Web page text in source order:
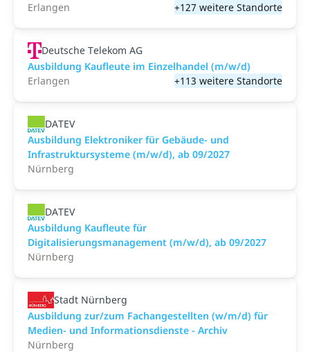
Erlangen
+127 weitere Standorte
Deutsche Telekom AG
Ausbildung Kaufleute im Einzelhandel (m/w/d)
Erlangen
+113 weitere Standorte
DATEV
Ausbildung Elektroniker für Gebäude- und
Infrastruktursysteme (m/w/d), ab 09/2027
Nürnberg
DATEV
Ausbildung Kaufleute für
Digitalisierungsmanagement (m/w/d), ab 09/2027
Nürnberg
Stadt Nürnberg
Ausbildung zur/zum Fachangestellten (w/m/d) für
Medien- und Informationsdienste - Archiv
Nürnberg